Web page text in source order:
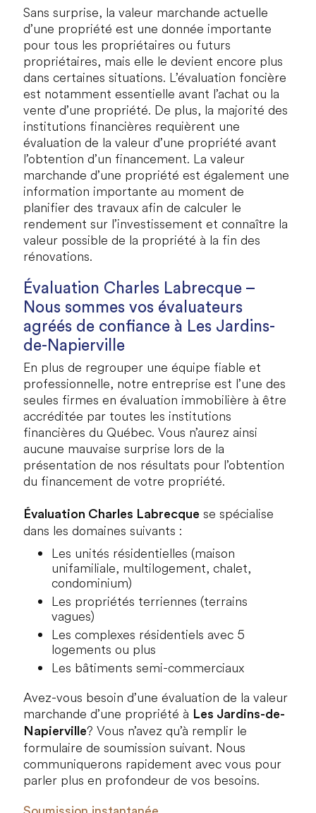
Sans surprise, la valeur marchande actuelle
d’une propriété est une donnée importante
pour tous les propriétaires ou futurs
propriétaires, mais elle le devient encore plus
dans certaines situations. L’évaluation foncière
est notamment essentielle avant l’achat ou la
vente d’une propriété. De plus, la majorité des
institutions financières requièrent une
évaluation de la valeur d’une propriété avant
l’obtention d’un financement. La valeur
marchande d’une propriété est également une
information importante au moment de
planifier des travaux afin de calculer le
rendement sur l’investissement et connaître la
valeur possible de la propriété à la fin des
rénovations.
Évaluation Charles Labrecque –
Nous sommes vos évaluateurs
agréés de confiance à Les Jardins-
de-Napierville
En plus de regrouper une équipe fiable et
professionnelle, notre entreprise est l’une des
seules firmes en évaluation immobilière à être
accréditée par toutes les institutions
financières du Québec. Vous n’aurez ainsi
aucune mauvaise surprise lors de la
présentation de nos résultats pour l’obtention
du financement de votre propriété.
Évaluation Charles Labrecque se spécialise
dans les domaines suivants :
Les unités résidentielles (maison
unifamiliale, multilogement, chalet,
condominium)
Les propriétés terriennes (terrains
vagues)
Les complexes résidentiels avec 5
logements ou plus
Les bâtiments semi-commerciaux
Avez-vous besoin d’une évaluation de la valeur
marchande d’une propriété à Les Jardins-de-
Napierville? Vous n’avez qu’à remplir le
formulaire de soumission suivant. Nous
communiquerons rapidement avec vous pour
parler plus en profondeur de vos besoins.